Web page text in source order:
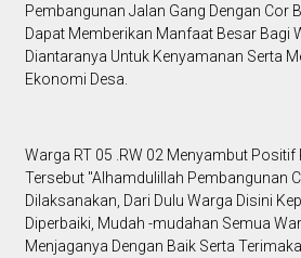
Pembangunan Jalan Gang Dengan Cor
Dapat Memberikan Manfaat Besar Bagi
Diantaranya Untuk Kenyamanan Serta
Ekonomi Desa.
Warga RT 05 .RW 02 Menyambut
Tersebut "Alhamdulillah Pembangunan
Dilaksanakan, Dari Dulu Warga Disini
Diperbaiki, Mudah -mudahan Semua
Menjaganya Dengan Baik Serta